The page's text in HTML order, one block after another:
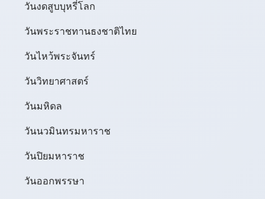
วันงดสูบบุหรี่โลก
วันพระราชทานธงชาติไทย
วันไหว้พระจันทร์​
วันวิทยาศาสตร์
วันมหิดล
วันนวมินทรมหาราช
วันปิยมหาราช
วันออกพรรษา